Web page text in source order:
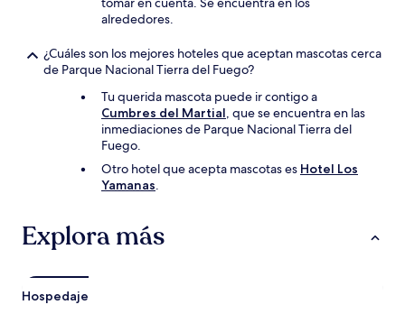
alrededores.
¿Cuáles son los mejores hoteles que aceptan mascotas cerca
de Parque Nacional Tierra del Fuego?
Tu querida mascota puede ir contigo a
Cumbres del Martial, que se encuentra en las
inmediaciones de Parque Nacional Tierra del
Fuego.
Otro hotel que acepta mascotas es Hotel Los
Yamanas.
Explora más
Hospedaje